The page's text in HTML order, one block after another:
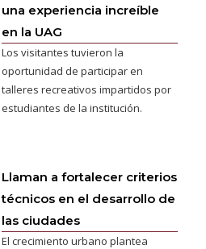
una experiencia increíble
en la UAG
Los visitantes tuvieron la
oportunidad de participar en
talleres recreativos impartidos por
estudiantes de la institución.
Llaman a fortalecer criterios
técnicos en el desarrollo de
las ciudades
El crecimiento urbano plantea